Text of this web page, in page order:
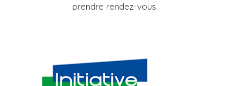
prendre rendez-vous.